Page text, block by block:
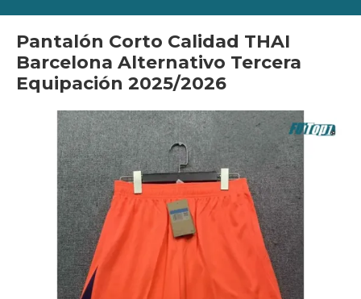
Pantalón Corto Calidad THAI
Barcelona Alternativo Tercera
Equipación 2025/2026